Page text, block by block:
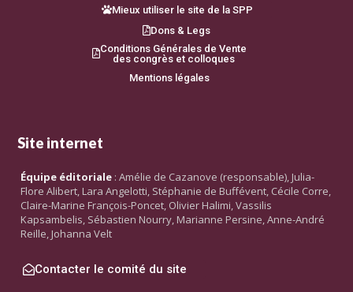
Mieux utiliser le site de la SPP
Dons & Legs
Conditions Générales de Vente
des congrès et colloques
Mentions légales
Site internet
Équipe éditoriale : Amélie de Cazanove (responsable), Julia-
Flore Alibert, Lara Angelotti, Stéphanie de Buffévent, Cécile Corre,
Claire-Marine François-Poncet, Olivier Halimi, Vassilis
Kapsambelis, Sébastien Nourry, Marianne Persine, Anne-André
Reille, Johanna Velt
Contacter le comité du site